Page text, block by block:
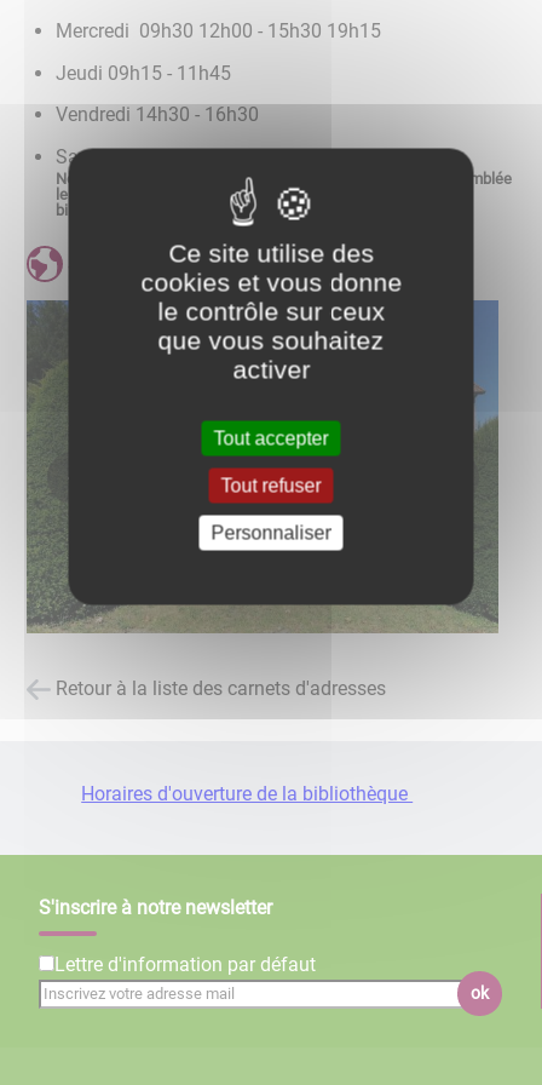
Mercredi 09h30 12h00 - 15h30 19h15
Jeudi 09h15 - 11h45
Vendredi 14h30 - 16h30
Samedi 09h00 - 12h15
Nous vous informons que le conseil municipal, réuni en assemblée
le 06 septembre 2024, a décidé la gratuité d'adhésion à la
bibliothèque municipale.
Site internet de la bibliothèque
Retour à la liste des carnets d'adresses
Horaires d'ouverture de la bibliothèque
S'inscrire à notre newsletter
Lettre d'information par défaut
ok
Ce site utilise des
cookies et vous donne
le contrôle sur ceux
que vous souhaitez
activer
Tout accepter
Tout refuser
Personnaliser